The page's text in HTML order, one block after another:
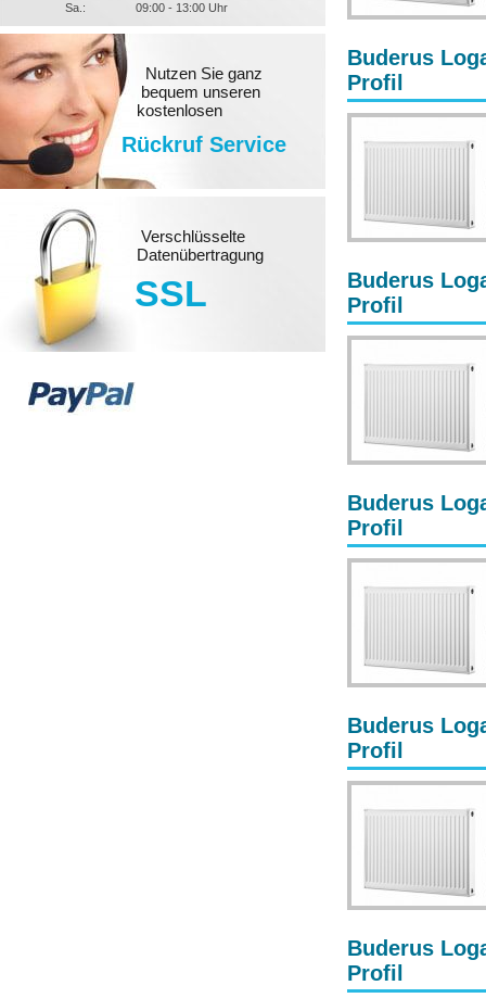
Buderus
Profil
Buderus
Profil
Buderus
Profil
Buderus
Profil
Buderus
Profil
Sa.:
09:00 - 13:00 Uhr
Nutzen Sie ganz
bequem unseren
kostenlosen
Rückruf Service
Verschlüsselte
Datenübertragung
SSL